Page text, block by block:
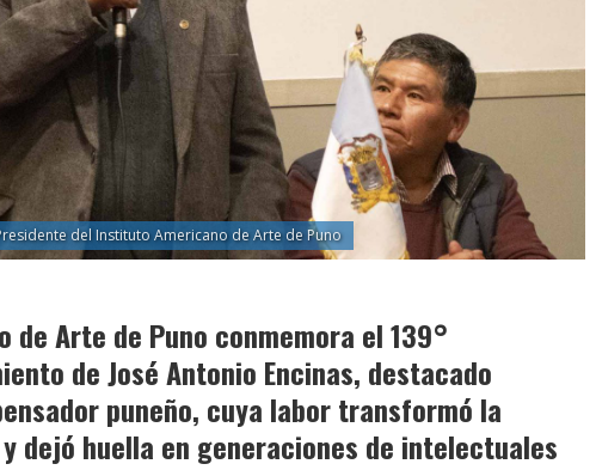
del Instituto Americano de Arte de Puno
de Arte de Puno conmemora el 139°
de José Antonio Encinas, destacado
puneño, cuya labor transformó la
dejó huella en generaciones de intelectuales